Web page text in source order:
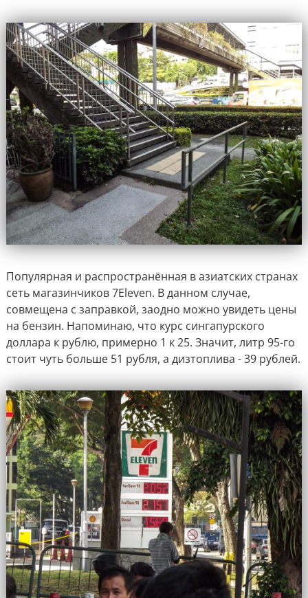
Популярная и распространённая в азиатских странах
сеть магазинчиков 7Eleven. В данном случае,
совмещена с заправкой, заодно можно увидеть цены
на бензин. Напоминаю, что курс сингапурского
доллара к рублю, примерно 1 к 25. Значит, литр 95-го
стоит чуть больше 51 рубля, а дизтоплива - 39 рублей.